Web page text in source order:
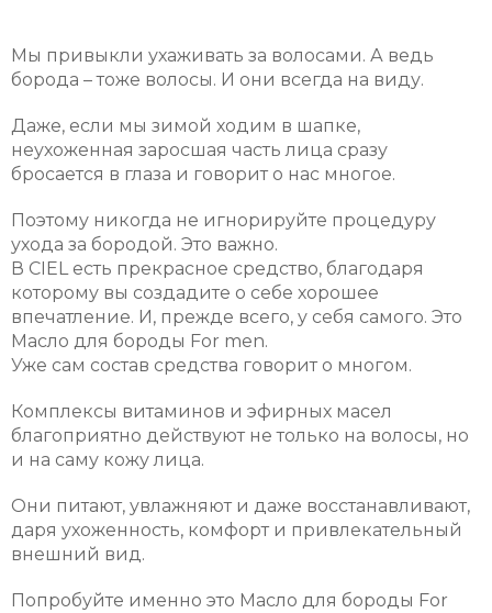
Мы привыкли ухаживать за волосами. А ведь
борода – тоже волосы. И они всегда на виду.
Даже, если мы зимой ходим в шапке,
неухоженная заросшая часть лица сразу
бросается в глаза и говорит о нас многое.
Поэтому никогда не игнорируйте процедуру
ухода за бородой. Это важно.
В CIEL есть прекрасное средство, благодаря
которому вы создадите о себе хорошее
впечатление. И, прежде всего, у себя самого. Это
Масло для бороды For men.
Уже сам состав средства говорит о многом.
Комплексы витаминов и эфирных масел
благоприятно действуют не только на волосы, но
и на саму кожу лица.
Они питают, увлажняют и даже восстанавливают,
даря ухоженность, комфорт и привлекательный
внешний вид.
Попробуйте именно это Масло для бороды For